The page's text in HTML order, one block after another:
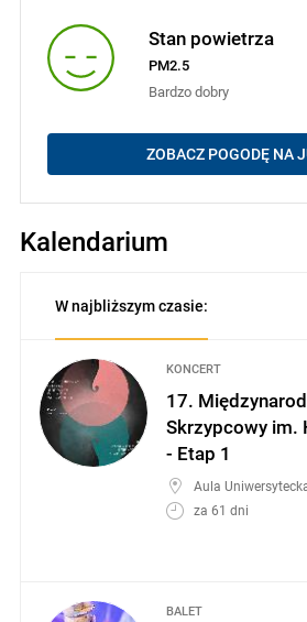
Stan powietrza
PM2.5
Bardzo dobry
ZOBACZ POGODĘ NA
Kalendarium
W najbliższym czasie:
KONCERT
17.
Skrzypcowy im.
- Etap 1
Aula
za 61 dni
BALET